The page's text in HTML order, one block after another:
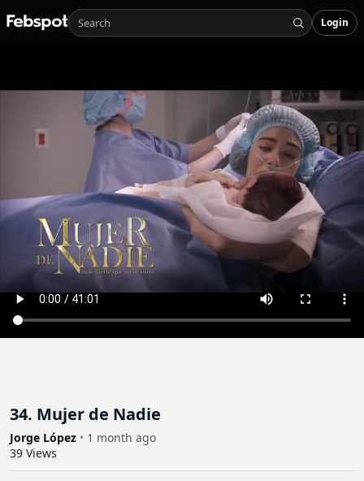
Login
34. Mujer de Nadie
Jorge López • 1 month ago
39 Views